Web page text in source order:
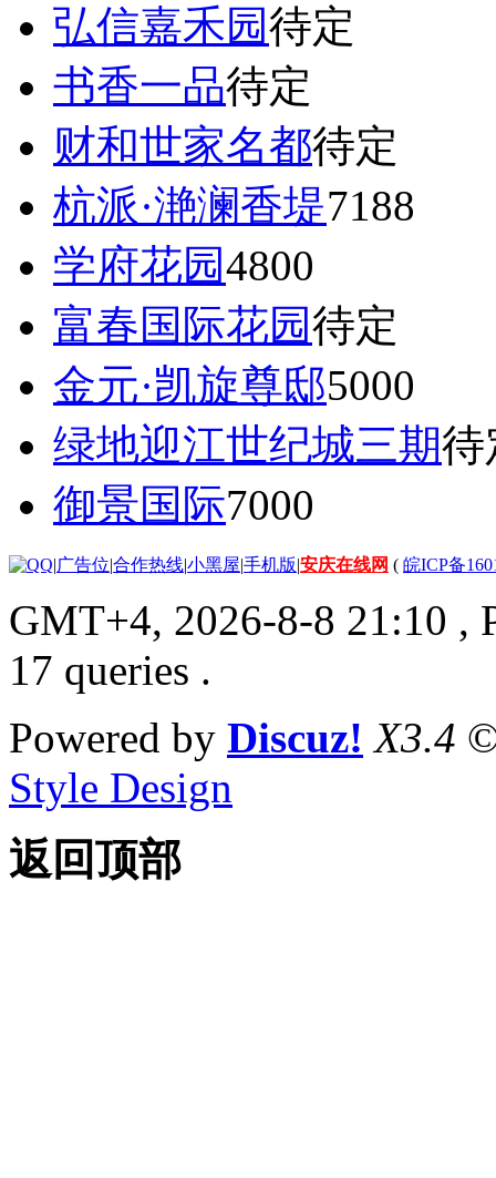
弘信嘉禾园待定
书香一品待定
财和世家名都待定
杭派·滟澜香堤7188
学府花园4800
富春国际花园待定
金元·凯旋尊邸5000
绿地迎江世纪城三期待
御景国际7000
|广告位|合作热线|小黑屋|手机版|安庆在线网 ( 皖ICP备
GMT+4, 2026-8-8 21:10 ,
17 queries .
Powered by Discuz! X3.4
Style Design
返回顶部